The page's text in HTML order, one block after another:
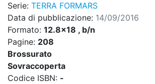
Serie: TERRA FORMARS
Data di pubblicazione: 14/09/2016
Formato: 12.8x18 , b/n
Pagine: 208
Brossurato
Sovraccoperta
Codice ISBN: -